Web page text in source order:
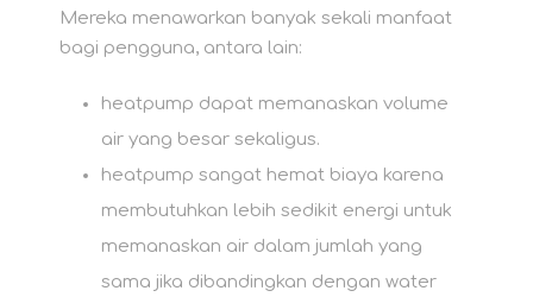
Mereka menawarkan banyak sekali manfaat
bagi pengguna, antara lain:
heatpump dapat memanaskan volume
air yang besar sekaligus.
heatpump sangat hemat biaya karena
membutuhkan lebih sedikit energi untuk
memanaskan air dalam jumlah yang
sama jika dibandingkan dengan water